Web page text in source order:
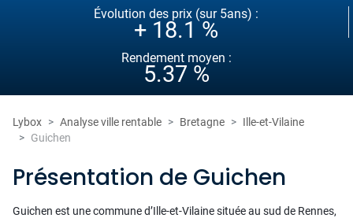
Évolution des prix (sur 5ans) :
+ 18.1 %
Rendement moyen :
5.37 %
Lybox Analyse ville rentable Bretagne
Ille-et-Vilaine
Guichen
Présentation de Guichen
Guichen est une commune d’Ille-et-Vilaine située au sud de Rennes,